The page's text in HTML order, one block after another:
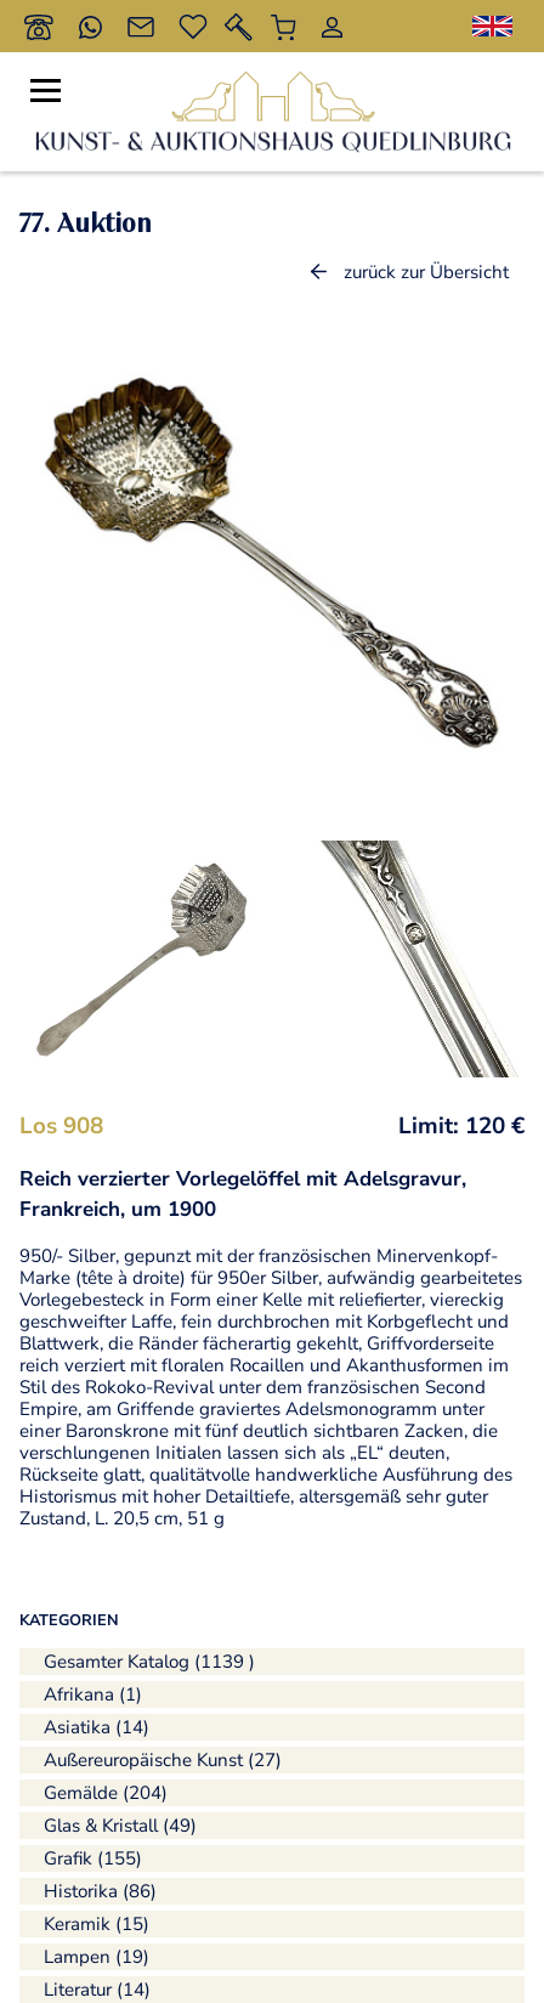
77. Auktion
KATEGORIEN
Gesamter Katalog (1139 )
Afrikana (1)
Asiatika (14)
Außereuropäische Kunst (27)
Gemälde (204)
Glas & Kristall (49)
Grafik (155)
Historika (86)
Keramik (15)
Lampen (19)
Literatur (14)
zurück zur Übersicht
Los 908 Limit: 120 €
Reich verzierter Vorlegelöffel mit Adelsgravur,
Frankreich, um 1900
950/- Silber, gepunzt mit der französischen Minervenkopf-
Marke (tête à droite) für 950er Silber, aufwändig gearbeitetes
Vorlegebesteck in Form einer Kelle mit reliefierter, viereckig
geschweifter Laffe, fein durchbrochen mit Korbgeflecht und
Blattwerk, die Ränder fächerartig gekehlt, Griffvorderseite
reich verziert mit floralen Rocaillen und Akanthusformen im
Stil des Rokoko-Revival unter dem französischen Second
Empire, am Griffende graviertes Adelsmonogramm unter
einer Baronskrone mit fünf deutlich sichtbaren Zacken, die
verschlungenen Initialen lassen sich als „EL“ deuten,
Rückseite glatt, qualitätvolle handwerkliche Ausführung des
Historismus mit hoher Detailtiefe, altersgemäß sehr guter
Zustand, L. 20,5 cm, 51 g